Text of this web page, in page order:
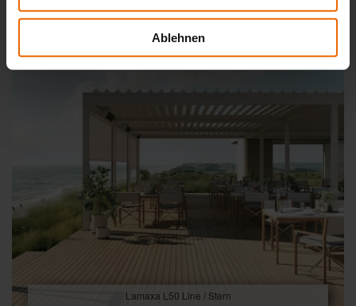
Ablehnen
Lamaxa L50 Line / Stern